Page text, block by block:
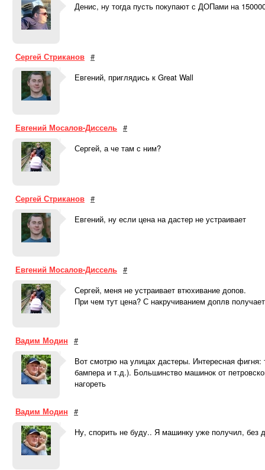
Денис, ну тогда пусть покупают с ДОПами на
Сергей Стриканов #
Евгений, приглядись к Great Wall
Евгений Мосалов-Диссель #
Сергей, а че там с ним?
Сергей Стриканов #
Евгений, ну если цена на дастер не устраивает
Евгений Мосалов-Диссель #
Сергей, меня не устраивает втюхивание допов.
При чем тут цена? С накручиванием доплв
Вадим Модин #
Вот смотрю на улицах дастеры. Интересная
бампера и т.д.). Большинство машинок от
нагореть
Вадим Модин #
Ну, спорить не буду.. Я машинку уже получил, без